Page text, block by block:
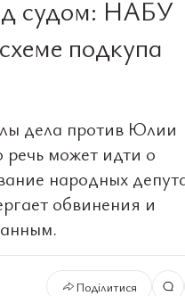
судом: НАБУ
подкупа
дела против Юлии
может идти о
народных
обвинения и
Поділитися